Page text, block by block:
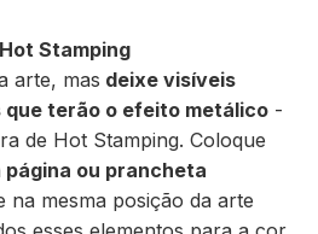
Stamping
arte, mas deixe visíveis
que terão o efeito metálico -
de Hot Stamping. Coloque
página ou prancheta
na mesma posição da arte